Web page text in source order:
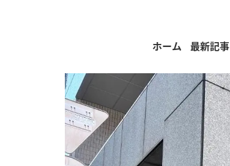
ホーム 最新記事